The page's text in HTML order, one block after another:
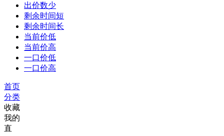
出价数少
剩余时间短
剩余时间长
当前价低
当前价高
一口价低
一口价高
首页
分类
收藏
我的
直